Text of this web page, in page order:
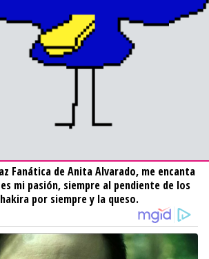
Fanática de Anita Alvarado, me encanta
mi pasión, siempre al pendiente de los
por siempre y la queso.